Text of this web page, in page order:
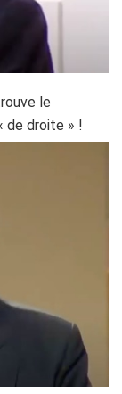
le
de droite » !